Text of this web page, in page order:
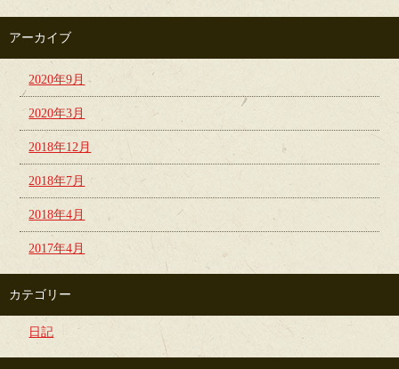
アーカイブ
2020年9月
2020年3月
2018年12月
2018年7月
2018年4月
2017年4月
カテゴリー
日記